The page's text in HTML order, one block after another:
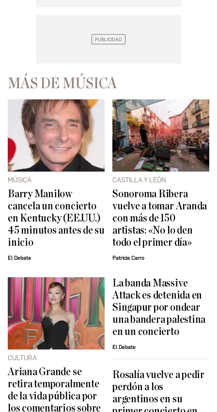
MÁS DE MÚSICA
MÚSICA
Barry Manilow
cancela un concierto
en Kentucky (EE.UU.)
45 minutos antes de su
inicio
El Debate
CASTILLA Y LEÓN
Sonoroma Ribera
vuelve a tomar Aranda
con más de 150
artistas: «No lo den
todo el primer día»
Patricia Carro
CULTURA
Ariana Grande se
retira temporalmente
de la vida pública por
los comentarios sobre
La banda Massive
Attack es detenida en
Singapur por ondear
una bandera palestina
en un concierto
El Debate
Rosalía vuelve a pedir
perdón a los
argentinos en su